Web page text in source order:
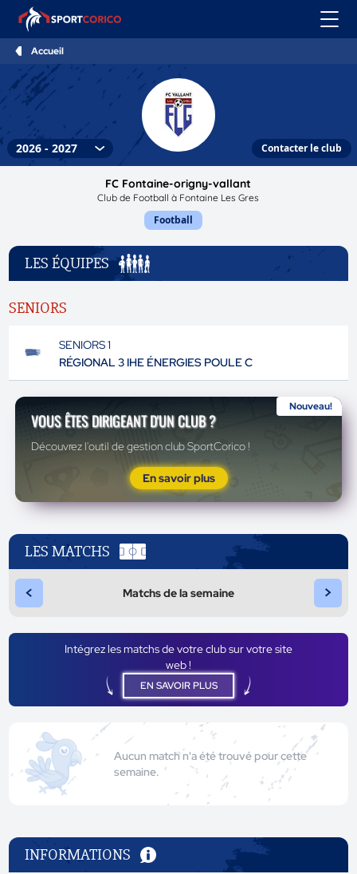
Accueil
Contacter le club
FC Fontaine-origny-vallant
Club de Football à Fontaine Les Gres
Football
LES ÉQUIPES
SENIORS
SENIORS 1
RÉGIONAL 3 IHE ÉNERGIES POULE C
Nouveau!
VOUS ÊTES DIRIGEANT D'UN CLUB ?
Découvrez l'outil de gestion club SportCorico !
En savoir plus
LES MATCHS
< Matchs de la semaine >
Intégrez les matchs de votre club sur votre site
web !
EN SAVOIR PLUS
Aucun match n'a été trouvé pour cette
semaine.
INFORMATIONS